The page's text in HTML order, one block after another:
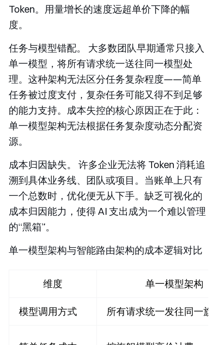
Token。用量增长的速度远超单价下降的幅
度。
任务与模型错配。
大多数团队早期通常只接入
单一模型，将所有请求统一送往同一模型处
理。这种架构无法区分任务复杂程度——简单
任务被过度支付，复杂任务可能又得不到足够
的能力支持。成本失控的核心原因正在于此：
单一模型架构无法根据任务复杂度动态分配资
源。
成本归因缺失。
许多企业无法将 Token 消耗追
溯到具体业务线、团队或项目。当账单上只有
一个总数时，优化便无从下手。缺乏可视化的
成本归因能力，使得 AI 支出成为一个难以管理
的“黑箱”。
单一模型架构与智能路由架构的成本逻辑对比
维度 单一模型架构
模型调用方式 所有请求统一发往同一旗